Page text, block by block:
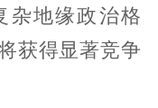
杂地缘政治格
获得显著竞争